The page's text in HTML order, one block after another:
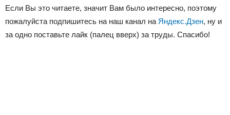
Если Вы это читаете, значит Вам было интересно, поэтому
пожалуйста подпишитесь на наш канал на Яндекс.Дзен, ну и
за одно поставьте лайк (палец вверх) за труды. Спасибо!